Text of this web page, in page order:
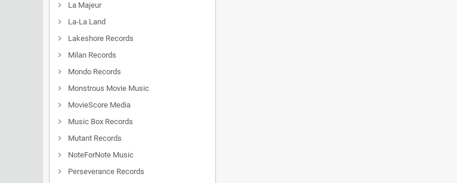
La Majeur
La-La Land
Lakeshore Records
Milan Records
Mondo Records
Monstrous Movie Music
MovieScore Media
Music Box Records
Mutant Records
NoteForNote Music
Perseverance Records